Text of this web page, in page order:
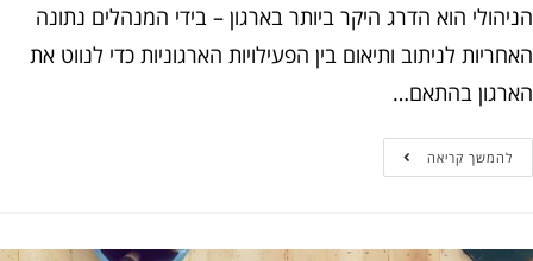
הוא הדרג היקר ביותר בארגון – בידי המנהלים נתונה
לניתוב ותיאום בין הפעילויות הארגוניות כדי לנווט את
בהתאם…
קריאה